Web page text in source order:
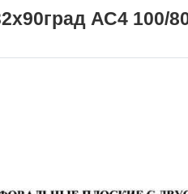
АС4 100/